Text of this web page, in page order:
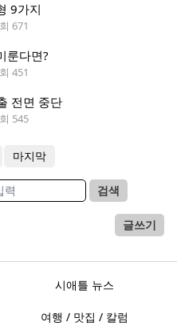
9가지
671
룬다면?
451
전면 중단
545
마지막
검색
글쓰기
시애틀 뉴스
여행 / 맛집 / 칼럼